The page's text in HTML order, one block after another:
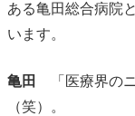
ある亀田総合病院
います。
亀田
「医療界の
（笑）。